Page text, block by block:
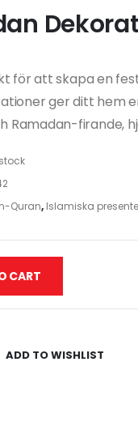
för att skapa en
ger ditt hem
Ramadan-firande,
Quran, Islamiska
CART
ADD TO WISHLIST